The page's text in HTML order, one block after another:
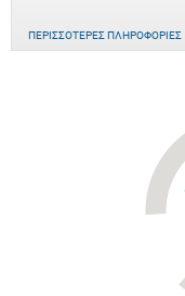
ΠΕΡΙΣΣΌΤΕΡΕΣ ΠΛΗΡΟΦΟΡΊΕΣ